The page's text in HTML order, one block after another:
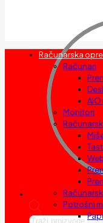
Products
Računarska
Računari
AIO
Monitori
Potrošni